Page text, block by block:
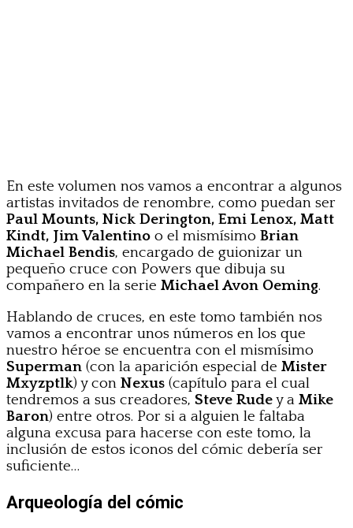
En este volumen nos vamos a encontrar a algunos
artistas invitados de renombre, como puedan ser
Paul Mounts, Nick Derington, Emi Lenox, Matt
Kindt, Jim Valentino o el mismísimo Brian
Michael Bendis, encargado de guionizar un
pequeño cruce con Powers que dibuja su
compañero en la serie Michael Avon Oeming.
Hablando de cruces, en este tomo también nos
vamos a encontrar unos números en los que
nuestro héroe se encuentra con el mismísimo
Superman (con la aparición especial de Mister
Mxyzptlk) y con Nexus (capítulo para el cual
tendremos a sus creadores, Steve Rudey a Mike
Baron) entre otros. Por si a alguien le faltaba
alguna excusa para hacerse con este tomo, la
inclusión de estos iconos del cómic debería ser
suficiente…
Arqueología del cómic